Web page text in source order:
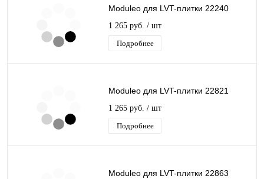
Moduleo для LVT-плитки 22240
1 265 руб. / шт
Подробнее
Moduleo для LVT-плитки 22821
1 265 руб. / шт
Подробнее
Moduleo для LVT-плитки 22863